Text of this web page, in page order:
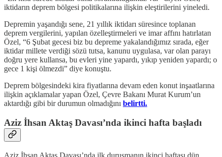
iktidarın deprem bölgesi politikalarına ilişkin eleştirilerini yineledi.
Depremin yaşandığı sene, 21 yıllık iktidarı süresince toplanan
deprem vergilerini, yapılan özelleştirmeleri ve imar affını hatırlatan
Özel, “6 Şubat gecesi biz bu depreme yakalandığımız sırada, eğer
iktidar millete verdiği sözü tutsa, kanunu uygulasa, var olan parayı
doğru yere kullansa, bu evleri yine yapardı, yıkıp yeniden yapardı; o
gece 1 kişi ölmezdi” diye konuştu.
Deprem bölgesindeki kira fiyatlarına devam eden konut inşaatlarına
ilişkin açıklamalar yapan Özel, Çevre Bakanı Murat Kurum’un
aktardığı gibi bir durumun olmadığını belirtti.
Aziz İhsan Aktaş Davası’nda ikinci hafta başladı
Aziz İhsan Aktaş Davası’nda ilk duruşmanın ikinci haftası dün